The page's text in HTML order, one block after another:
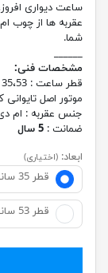
عقربه ها از چوب
شما.
______
مشخصات فنی:
قطر ساعت : 35،53 سانتیمتر
موتور اصل تایوانی
جنس عقربه : ام
ضمانت : 5 سال
ابعاد: (اختیاری)
قطر 35 سانتیمتر
قطر 53 سانتیمتر [+1,000,000 تومان]